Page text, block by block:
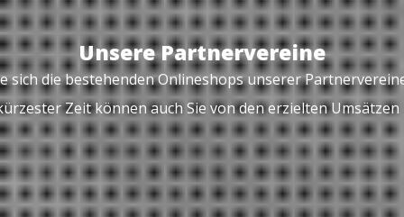
Unsere Partnervereine
sich die bestehenden Onlineshops unserer
Zeit können auch Sie von den erzielten